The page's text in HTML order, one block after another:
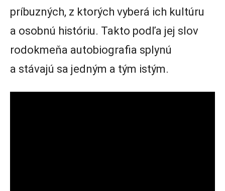
príbuzných, z ktorých vyberá ich kultúru
a osobnú históriu. Takto podľa jej slov
rodokmeňa autobiografia splynú
a stávajú sa jedným a tým istým.